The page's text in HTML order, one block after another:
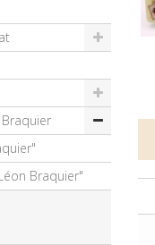
Braquier"